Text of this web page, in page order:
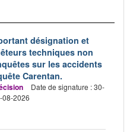
désignation et
techniques non
sur les accidents
Carentan.
Date de signature : 30-
08-2026